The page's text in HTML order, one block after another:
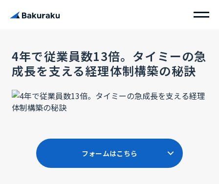
4年で従業員数13倍。タイミーの急
成長を支える経理体制構築の秘訣
フォームはこちら